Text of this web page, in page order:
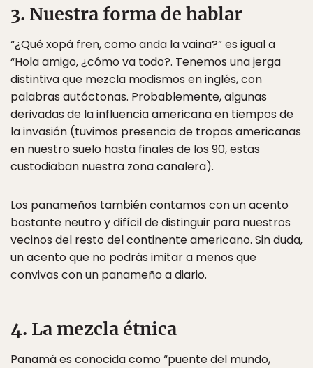
3. Nuestra forma de hablar
“¿Qué xopá fren, como anda la vaina?” es igual a
“Hola amigo, ¿cómo va todo?. Tenemos una jerga
distintiva que mezcla modismos en inglés, con
palabras autóctonas. Probablemente, algunas
derivadas de la influencia americana en tiempos de
la invasión (tuvimos presencia de tropas americanas
en nuestro suelo hasta finales de los 90, estas
custodiaban nuestra zona canalera).
Los panameños también contamos con un acento
bastante neutro y difícil de distinguir para nuestros
vecinos del resto del continente americano. Sin duda,
un acento que no podrás imitar a menos que
convivas con un panameño a diario.
4. La mezcla étnica
Panamá es conocida como “puente del mundo,